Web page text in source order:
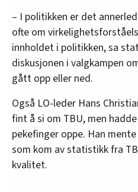
– I politikken er det
ofte om
innholdet i politikken, sa
diskusjonen i valgkampen
gått opp eller ned.
Også LO-leder Hans
fint å si om TBU, men
pekefinger oppe. Han
som kom av statistikk fra
kvalitet.